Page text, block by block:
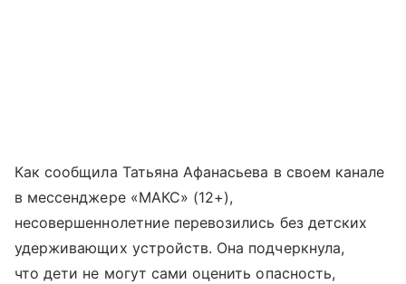
Как сообщила Татьяна Афанасьева в своем канале
в мессенджере «МАКС» (12+),
несовершеннолетние перевозились без детских
удерживающих устройств. Она подчеркнула,
что дети не могут сами оценить опасность,